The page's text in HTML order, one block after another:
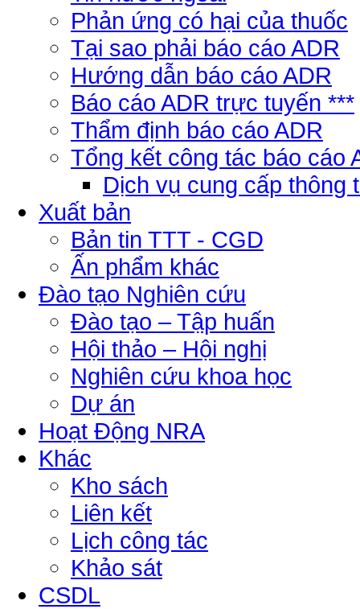
Phản ứng có hại của thuốc
Tại sao phải báo cáo ADR
Hướng dẫn báo cáo ADR
Báo cáo ADR trực tuyến ***
Thẩm định báo cáo ADR
Tổng kết công tác báo cáo
Dịch vụ cung cấp thông
Xuất bản
Bản tin TTT - CGD
Ấn phẩm khác
Đào tạo Nghiên cứu
Đào tạo – Tập huấn
Hội thảo – Hội nghị
Nghiên cứu khoa học
Dự án
Hoạt Động NRA
Khác
Kho sách
Liên kết
Lịch công tác
Khảo sát
CSDL